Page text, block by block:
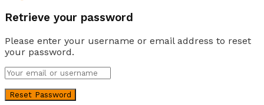
Retrieve your password
Please enter your username or email address to reset
your password.